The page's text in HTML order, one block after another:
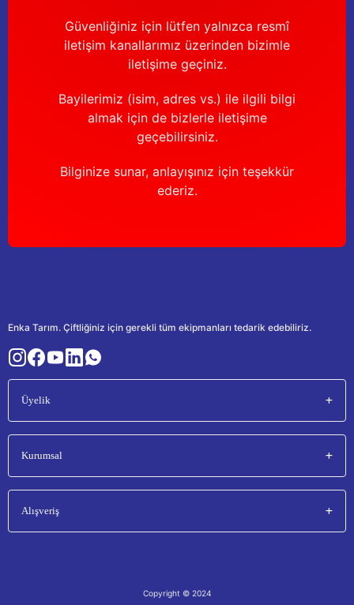
Güvenliğiniz için lütfen yalnızca resmî
iletişim kanallarımız üzerinden bizimle
iletişime geçiniz.
Bayilerimiz (isim, adres vs.) ile ilgili bilgi
almak için de bizlerle iletişime
geçebilirsiniz.
Bilginize sunar, anlayışınız için teşekkür
ederiz.
Enka Tarım. Çiftliğiniz için gerekli tüm ekipmanları tedarik edebiliriz.
Üyelik
Kurumsal
Alışveriş
Copyright © 2024